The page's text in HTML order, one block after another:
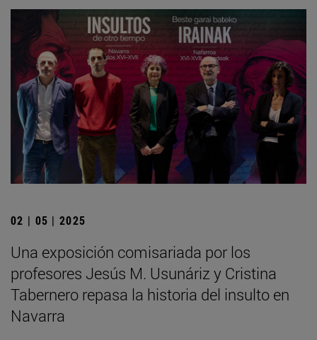
02 | 05 | 2025
Una exposición comisariada por los
profesores Jesús M. Usunáriz y Cristina
Tabernero repasa la historia del insulto en
Navarra